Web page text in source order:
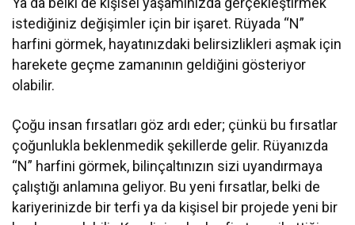
istediğiniz değişimler için bir işaret. Rüyada “N”
harfini görmek, hayatınızdaki belirsizlikleri aşmak için
harekete geçme zamanının geldiğini gösteriyor
olabilir.
Çoğu insan fırsatları göz ardı eder; çünkü bu fırsatlar
çoğunlukla beklenmedik şekillerde gelir. Rüyanızda
“N” harfini görmek, bilinçaltınızın sizi uyandırmaya
çalıştığı anlamına geliyor. Bu yeni fırsatlar, belki de
kariyerinizde bir terfi ya da kişisel bir projede yeni bir